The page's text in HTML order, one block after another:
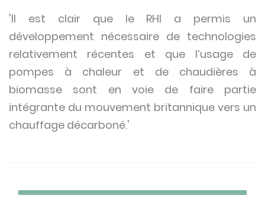
'Il est clair que le RHI a permis un
développement nécessaire de technologies
relativement récentes et que l’usage de
pompes à chaleur et de chaudières à
biomasse sont en voie de faire partie
intégrante du mouvement britannique vers un
chauffage décarboné.'